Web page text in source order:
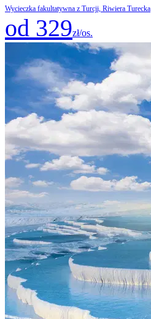
Wycieczka fakultatywna z Turcji, Riwiera Turecka
od 329zł/os.